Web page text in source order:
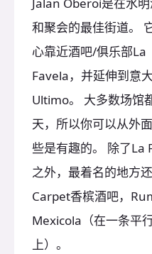
Jalan Oberoi是在水
和聚会的最佳街道。
心靠近酒吧/俱乐部La
Favela，并延伸到意
Ultimo。 大多数场馆
天，所以你可以从外
些是有趣的。 除了La
之外，最着名的地方
Carpet香槟酒吧，
Mexicola（在一条平
上）。